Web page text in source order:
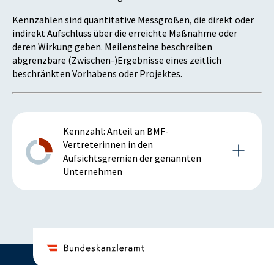
Kennzahlen sind quantitative Messgrößen, die direkt oder
indirekt Aufschluss über die erreichte Maßnahme oder
deren Wirkung geben. Meilensteine beschreiben
abgrenzbare (Zwischen-)Ergebnisse eines zeitlich
beschränkten Vorhabens oder Projektes.
Kennzahl: Anteil an BMF-
Vertreterinnen in den
Aufsichtsgremien der genannten
Unternehmen
2020